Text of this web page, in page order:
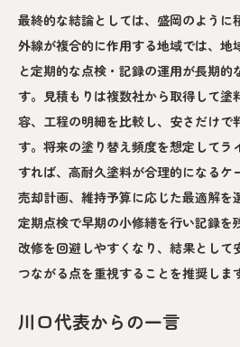
最終的な結論としては、盛岡のように
外線が複合的に作用する地域では、地
と定期的な点検・記録の運用が長期的
す。見積もりは複数社から取得して塗
容、工程の明細を比較し、安さだけで
す。将来の塗り替え頻度を想定してラ
すれば、高耐久塗料が合理的になるケ
売却計画、維持予算に応じた最適解を
定期点検で早期の小修繕を行い記録を
改修を回避しやすくなり、結果として
つながる点を重視することを推奨しま
川口代表からの一言